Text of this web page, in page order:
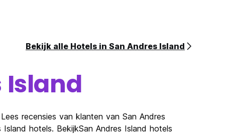
Bekijk alle Hotels in San Andres Island
Island
recensies van klanten van San Andres
hotels. BekijkSan Andres Island hotels